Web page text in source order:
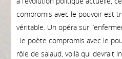
compromis avec le pouvoir est
véritable. Un opéra sur
: le poète compromis avec le
rôle de salaud, voilà qui devrait